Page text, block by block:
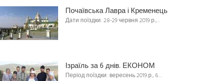
Почаївська Лавра і Кременець
Дати поїздки: 28-29 червня 2019 р.,…
Ізраїль за 6 днів. ЕКОНОМ
Період поїздки: вересень 2019 р., 6…